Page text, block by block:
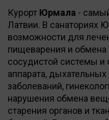
Курорт Юрмала -
Латвии. В санаториях
возможности для
пищеварения и
сосудистой системы и
аппарата,
заболеваний,
нарушения обмена
старения органов и